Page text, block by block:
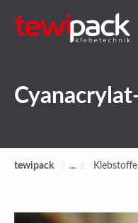
tewipack Klebstoffe